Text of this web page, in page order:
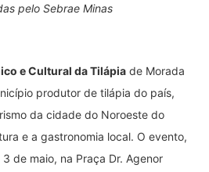
pelo Sebrae Minas
e Cultural da Tilápia de Morada
produtor de tilápia do país,
da cidade do Noroeste do
e a gastronomia local. O evento,
de maio, na Praça Dr. Agenor